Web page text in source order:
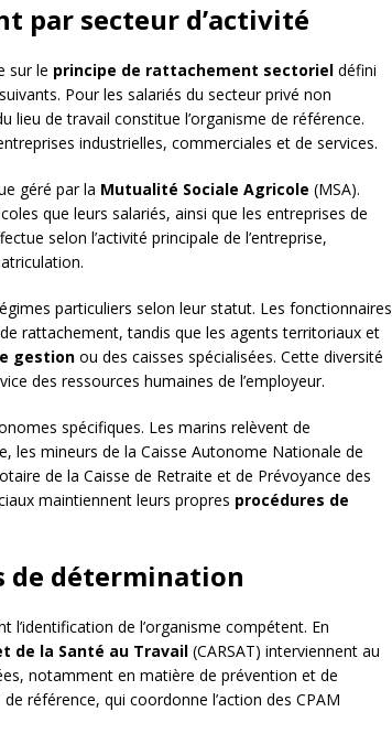
par secteur d’activité
sur le principe de rattachement sectoriel défini
Pour les salariés du secteur privé non
lieu de travail constitue l’organisme de référence.
industrielles, commerciales et de services.
géré par la Mutualité Sociale Agricole (MSA).
que leurs salariés, ainsi que les entreprises de
selon l’activité principale de l’entreprise,
particuliers selon leur statut. Les fonctionnaires
rattachement, tandis que les agents territoriaux et
gestion ou des caisses spécialisées. Cette diversité
des ressources humaines de l’employeur.
spécifiques. Les marins relèvent de
les mineurs de la Caisse Autonome Nationale de
de la Caisse de Retraite et de Prévoyance des
maintiennent leurs propres procédures de
de détermination
de l’organisme compétent. En
de la Santé au Travail (CARSAT) interviennent au
notamment en matière de prévention et de
référence, qui coordonne l’action des CPAM